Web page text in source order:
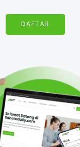
DAFTAR